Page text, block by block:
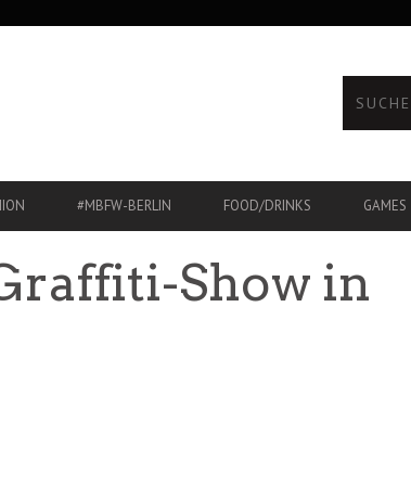
#MBFW-BERLIN FOOD/DRINKS GAMES
Show in